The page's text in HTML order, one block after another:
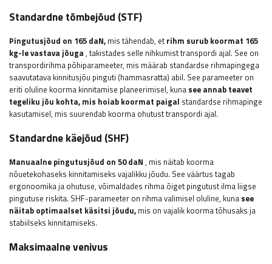
Standardne tõmbejõud (STF)
Pingutusjõud on 165 daN, mis tähendab, etrihm surub koormat 165
kg-le vastava jõuga, takistades selle nihkumist transpordi ajal. See on
transpordirihma põhiparameeter, mis määrab standardse rihmapingega
saavutatava kinnitusjõu pinguti (hammasratta) abil. See parameeter on
eriti oluline koorma kinnitamise planeerimisel, kuna see annab teavet
tegeliku jõu kohta, mis hoiab koormat paigal standardse rihmapinge
kasutamisel, mis suurendab koorma ohutust transpordi ajal.
Standardne käejõud (SHF)
Manuaalne pingutusjõud on 50 daN , mis näitab koorma
nõuetekohaseks kinnitamiseks vajalikku jõudu. See väärtus tagab
ergonoomika ja ohutuse, võimaldades rihma õiget pingutust ilma liigse
pingutuse riskita. SHF-parameeter on rihma valimisel oluline, kuna see
näitab optimaalset käsitsi jõudu, mis on vajalik koorma tõhusaks ja
stabiilseks kinnitamiseks.
Maksimaalne venivus